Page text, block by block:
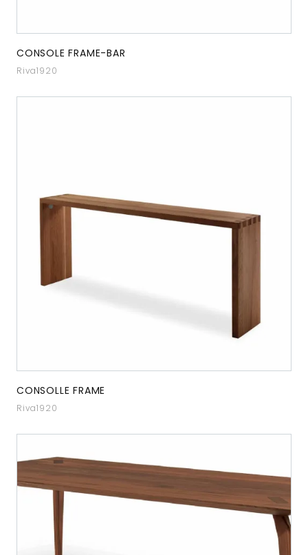
CONSOLE FRAME-BAR
Riva1920
CONSOLLE FRAME
Riva1920